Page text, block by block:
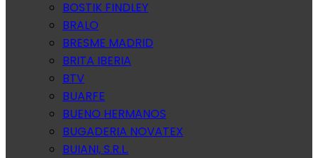
BOSTIK FINDLEY
BRALO
BRESME MADRID
BRITA IBERIA
BTV
BUARFE
BUENO HERMANOS
BUGADERIA NOVATEX
BUIANI, S.R.L.